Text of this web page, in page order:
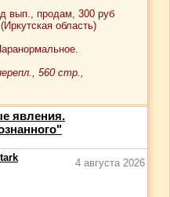
вып., продам, 300 руб
(Иркутская область)
560 стр.,
явления.
4 августа 2026